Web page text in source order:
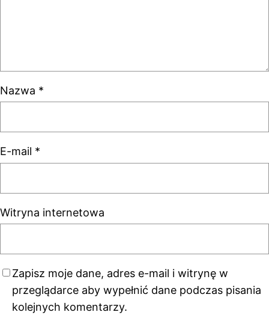
Nazwa *
E-mail *
Witryna internetowa
Zapisz moje dane, adres e-mail i witrynę w
przeglądarce aby wypełnić dane podczas pisania
kolejnych komentarzy.